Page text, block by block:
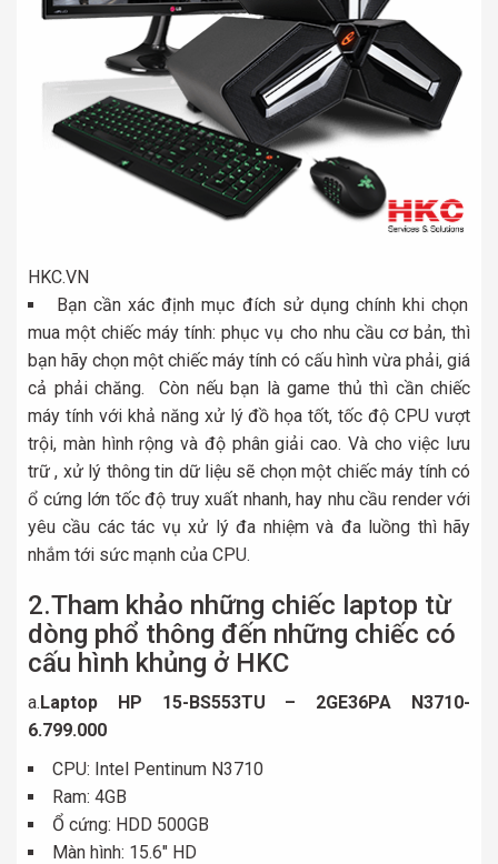
HKC.VN
Bạn cần xác định mục đích sử dụng chính khi chọn
mua một chiếc máy tính: phục vụ cho nhu cầu cơ bản, thì
bạn hãy chọn một chiếc máy tính có cấu hình vừa phải, giá
cả phải chăng. Còn nếu bạn là game thủ thì cần chiếc
máy tính với khả năng xử lý đồ họa tốt, tốc độ CPU vượt
trội, màn hình rộng và độ phân giải cao. Và cho việc lưu
trữ , xử lý thông tin dữ liệu sẽ chọn một chiếc máy tính có
ổ cứng lớn tốc độ truy xuất nhanh, hay nhu cầu render với
yêu cầu các tác vụ xử lý đa nhiệm và đa luồng thì hãy
nhắm tới sức mạnh của CPU.
2.Tham khảo những chiếc laptop từ
dòng phổ thông đến những chiếc có
cấu hình khủng ở HKC
a.Laptop HP 15-BS553TU – 2GE36PA N3710-
6.799.000
CPU: Intel Pentinum N3710
Ram: 4GB
Ổ cứng: HDD 500GB
Màn hình: 15.6″ HD